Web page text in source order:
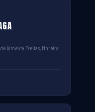
Almeida Freitas, Moreira